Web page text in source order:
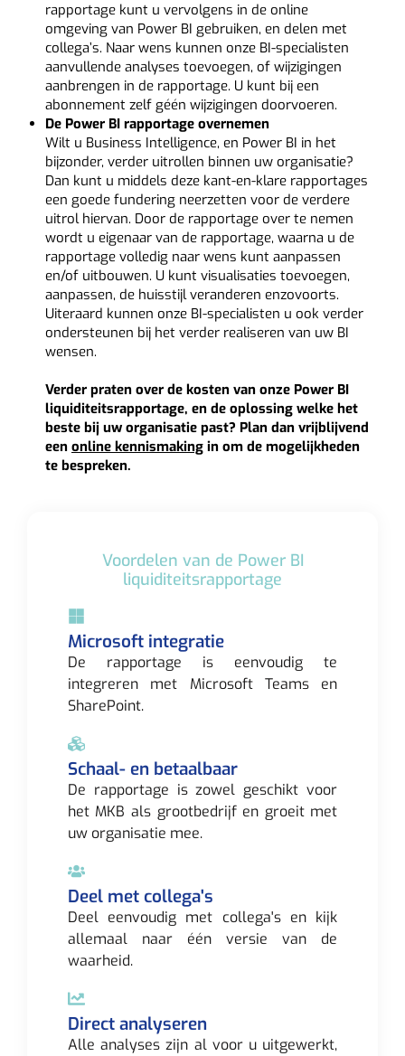
rapportage kunt u vervolgens in de online
omgeving van Power BI gebruiken, en delen met
collega’s. Naar wens kunnen onze BI-specialisten
aanvullende analyses toevoegen, of wijzigingen
aanbrengen in de rapportage. U kunt bij een
abonnement zelf géén wijzigingen doorvoeren.
De Power BI rapportage overnemen
Wilt u Business Intelligence, en Power BI in het
bijzonder, verder uitrollen binnen uw organisatie?
Dan kunt u middels deze kant-en-klare rapportages
een goede fundering neerzetten voor de verdere
uitrol hiervan. Door de rapportage over te nemen
wordt u eigenaar van de rapportage, waarna u de
rapportage volledig naar wens kunt aanpassen
en/of uitbouwen. U kunt visualisaties toevoegen,
aanpassen, de huisstijl veranderen enzovoorts.
Uiteraard kunnen onze BI-specialisten u ook verder
ondersteunen bij het verder realiseren van uw BI
wensen.
Verder praten over de kosten van onze Power BI
liquiditeitsrapportage, en de oplossing welke het
beste bij uw organisatie past? Plan dan vrijblijvend
een online kennismaking in om de mogelijkheden
te bespreken.
Voordelen van de Power BI
liquiditeitsrapportage
Microsoft integratie
De rapportage is eenvoudig te
integreren met Microsoft Teams en
SharePoint.
Schaal- en betaalbaar
De rapportage is zowel geschikt voor
het MKB als grootbedrijf en groeit met
uw organisatie mee.
Deel met collega's
Deel eenvoudig met collega's en kijk
allemaal naar één versie van de
waarheid.
Direct analyseren
Alle analyses zijn al voor u uitgewerkt,